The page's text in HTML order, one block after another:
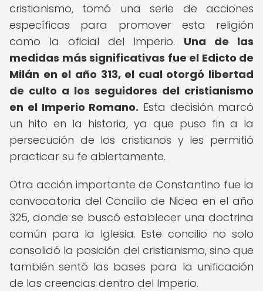
cristianismo, tomó una serie de acciones
específicas para promover esta religión
como la oficial del Imperio. Una de las
medidas más significativas fue el Edicto de
Milán en el año 313, el cual otorgó libertad
de culto a los seguidores del cristianismo
en el Imperio Romano. Esta decisión marcó
un hito en la historia, ya que puso fin a la
persecución de los cristianos y les permitió
practicar su fe abiertamente.
Otra acción importante de Constantino fue la
convocatoria del Concilio de Nicea en el año
325, donde se buscó establecer una doctrina
común para la Iglesia. Este concilio no solo
consolidó la posición del cristianismo, sino que
también sentó las bases para la unificación
de las creencias dentro del Imperio.